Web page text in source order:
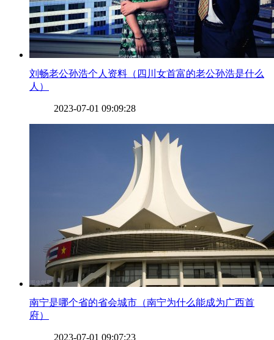
​刘畅老公孙浩个人资料（四川女首富的老公孙浩是什么
人）
2023-07-01 09:09:28
​南宁是哪个省的省会城市（南宁为什么能成为广西首
府）
2023-07-01 09:07:23